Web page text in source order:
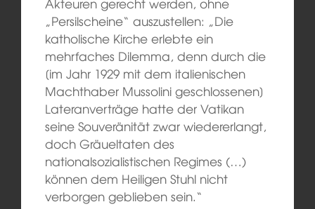
„Persilscheine“ auszustellen: „Die
katholische Kirche erlebte ein
mehrfaches Dilemma, denn durch die
[im Jahr 1929 mit dem italienischen
Machthaber Mussolini geschlossenen]
Lateranverträge hatte der Vatikan
seine Souveränität zwar wiedererlangt,
doch Gräueltaten des
nationalsozialistischen Regimes (…)
können dem Heiligen Stuhl nicht
verborgen geblieben sein.“